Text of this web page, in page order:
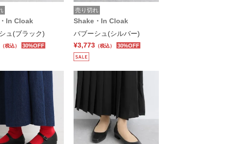
In Cloak
ュ(ブラック)
（税込） 30%OFF
売り切れ
Shake・In Cloak
バブーシュ(シルバー)
¥3,773 （税込） 30%OFF